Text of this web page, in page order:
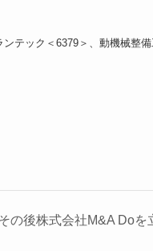
ンテック＜6379＞、動機械整
の後株式会社M&A Doを